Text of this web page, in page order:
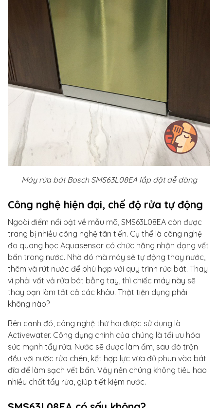
Máy rửa bát Bosch SMS63L08EA lắp đặt dễ dàng
Công nghệ hiện đại, chế độ rửa tự động
Ngoài điểm nổi bật về mẫu mã, SMS63L08EA còn được
trang bị nhiều công nghệ tân tiến. Cụ thể là công nghệ
đo quang học Aquasensor có chức năng nhận dạng vết
bẩn trong nước. Nhờ đó mà máy sẽ tự động thay nước,
thêm và rút nước để phù hợp với quy trình rửa bát. Thay
vì phải vất vả rửa bát bằng tay, thì chiếc máy này sẽ
thay bạn làm tất cả các khâu. Thật tiện dụng phải
không nào?
Bên cạnh đó, công nghệ thứ hai được sử dụng là
Activewater. Công dụng chính của chúng là tối ưu hóa
sức mạnh tẩy rửa. Nước sẽ được làm ấm, sau đó trộn
đều với nước rửa chén, kết hợp lực vừa đủ phun vào bát
đĩa để làm sạch vết bẩn. Vậy nên chúng không tiêu hao
nhiều chất tẩy rửa, giúp tiết kiệm nước.